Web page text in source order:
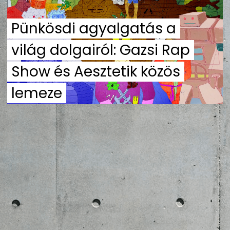
ZENE
MÉDIAAJÁNLAT
IMPRESSZUM
PR-ARCHÍVUM
ADATKEZELÉSI TÁJÉKOZTATÓ
Pünkösdi agyalgatás a
világ dolgairól: Gazsi Rap
Show és Aesztetik közös
lemeze